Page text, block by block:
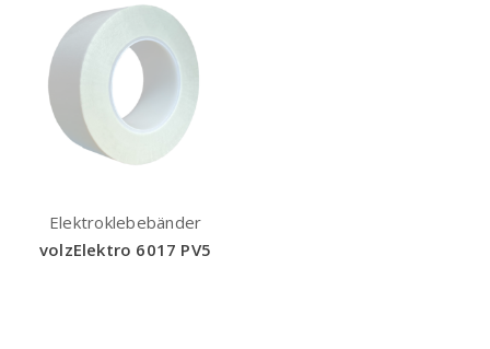
Elektroklebebänder
volzElektro 6017 PV5